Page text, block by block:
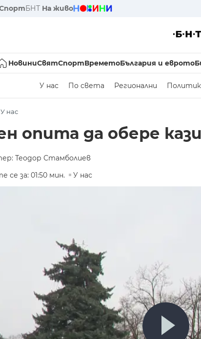
БНТ На живо
НовиниСвятСпортВреметоБългария и еврото
У нас По света Регионални
У нас
опита да обере
Теодор Стамболиев
се за: 01:50 мин. У нас